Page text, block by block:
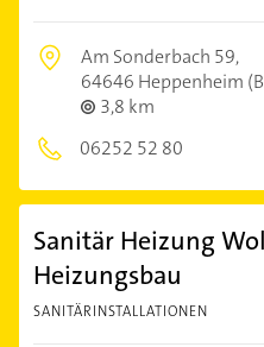
Am Sonderbach 59,
64646 Heppenheim
3,8 km
06252 52 80
Sanitär Heizung
Heizungsbau
SANITÄRINSTALLATIONEN